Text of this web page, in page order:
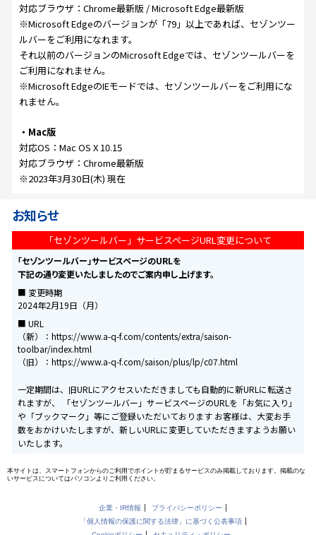
対応ブラウザ：Chrome最新版 / Microsoft Edge最新版
※Microsoft Edgeのバージョンが「79」以上であれば、セゾンツー
ルバーをご利用になれます。
それ以前のバージョンのMicrosoft Edgeでは、セゾンツールバーを
ご利用になれません。
※Microsoft EdgeのIEモードでは、セゾンツールバーをご利用にな
れません。
・Mac版
対応OS：Mac OS X 10.15
対応ブラウザ：Chrome最新版
※2023年3月30日(木) 現在
お知らせ
「セゾンツールバー」サービスページURL変更について
「セゾンツールバー」サービスページのURLを
下記の通り変更いたしましたのでご案内申し上げます。
■ 変更時期
2024年2月19日（月）
■ URL
（新）：https://www.a-q-f.com/contents/extra/saison-
toolbar/index.html
（旧）：https://www.a-q-f.com/saison/plus/lp/c07.html
一定期間は、旧URLにアクセスいただきましても自動的に新URLに転送さ
れますが、
「セゾンツールバー」サービスページのURLを「お気に入り」
や「ブックマーク」等にご登録いただいております お客様は、大変お手
数をおかけいたしますが、新しいURLに変更していただきますようお願い
いたします。
本サイトは、スマートフォンからのご利用でポイントが貯まるサービスのみ掲載しております。掲載のな
いサービスについてはパソコンよりご利用ください。
企業・IR情報
プライバシーポリシー
「個人情報の保護に関する法律」に基づく公表事項